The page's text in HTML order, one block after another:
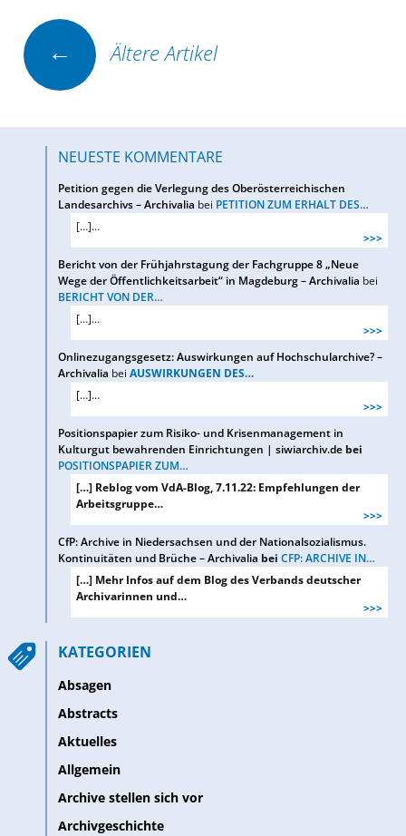
Beitrags-
Navigation
← Ältere Artikel
NEUESTE KOMMENTARE
Petition gegen die Verlegung des Oberösterreichischen
Landesarchivs – Archivalia bei PETITION ZUM ERHALT DES…
[…]…
>>>
Bericht von der Frühjahrstagung der Fachgruppe 8 „Neue
Wege der Öffentlichkeitsarbeit“ in Magdeburg – Archivalia bei
BERICHT VON DER…
[…]…
>>>
Onlinezugangsgesetz: Auswirkungen auf Hochschularchive? –
Archivalia bei AUSWIRKUNGEN DES…
[…]…
>>>
Positionspapier zum Risiko- und Krisenmanagement in
Kulturgut bewahrenden Einrichtungen | siwiarchiv.de bei
POSITIONSPAPIER ZUM…
[…] Reblog vom VdA-Blog, 7.11.22: Empfehlungen der
Arbeitsgruppe…
>>>
CfP: Archive in Niedersachsen und der Nationalsozialismus.
Kontinuitäten und Brüche – Archivalia bei CFP: ARCHIVE IN…
[…] Mehr Infos auf dem Blog des Verbands deutscher
Archivarinnen und…
>>>
KATEGORIEN
Absagen
Abstracts
Aktuelles
Allgemein
Archive stellen sich vor
Archivgeschichte